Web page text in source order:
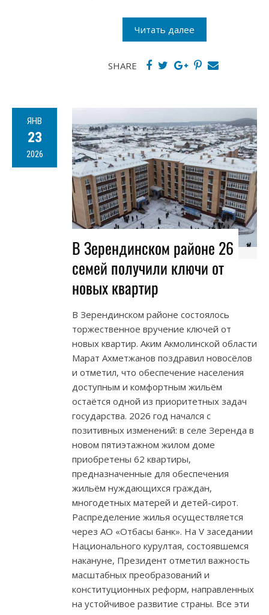
Читать далее
SHARE
ЯНВ
23
2026
В Зерендинском районе 26
семей получили ключи от
новых квартир
В Зерендинском районе состоялось
торжественное вручение ключей от
новых квартир. Аким Акмолинской области
Марат Ахметжанов поздравил новосёлов
и отметил, что обеспечение населения
доступным и комфортным жильём
остаётся одной из приоритетных задач
государства. 2026 год начался с
позитивных изменений: в селе Зеренда в
новом пятиэтажном жилом доме
приобретены 62 квартиры,
предназначенные для обеспечения
жильём нуждающихся граждан,
многодетных матерей и детей-сирот.
Распределение жилья осуществляется
через АО «Отбасы банк». На V заседании
Национального курултая, состоявшемся
накануне, Президент отметил важность
масштабных преобразований и
конституционных реформ, направленных
на устойчивое развитие страны. Все эти